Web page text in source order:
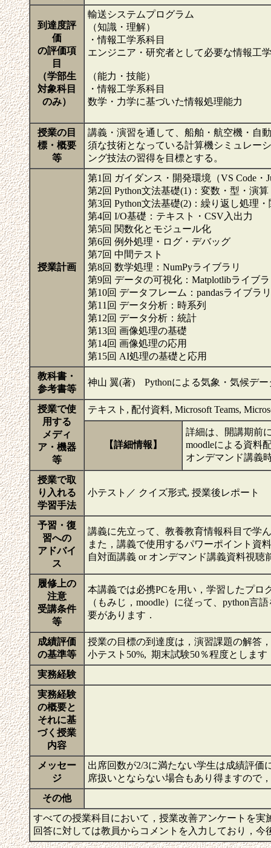
到達度評
価
の評価項
目
（学部生
対象科目
のみ）
輸送システムプログラム
（知識・理解）
・情報工学系科目
エンジニア・研究者として必要な情報工
（能力・技能）
・情報工学系科目
数学・力学に基づいた情報処理能力
授業の目
標・概要
等
講義・演習を通して、船舶・航空機・自
須な技術となっている計算機シミュレー
ング技法の習得を目標とする。
授業計画
第1回 ガイダンス・開発環境（VS Code・
第2回 Python文法基礎(1)：変数・型・演
第3回 Python文法基礎(2)：繰り返し処理
第4回 I/O基礎：テキスト・CSV入出力
第5回 関数化とモジュール化
第6回 例外処理・ログ・デバッグ
第7回 中間テスト
第8回 数学処理：NumPyライブラリ
第9回 データの可視化：Matplotlibライブ
第10回 データフレーム：pandasライブラリ
第11回 データ分析：時系列
第12回 データ分析：統計
第13回 画像処理の基礎
第14回 画像処理の応用
第15回 AI処理の基礎と応用
教科書・
参考書等
神山 翼(著) Pythonによる気象・気候デ
授業で使
用する
メディ
ア・機器
等
テキスト, 配付資料, Microsoft Teams,
【詳細情報】
詳細は、開講期前
moodleによる資料
オンデマンド講義
授業で取
り入れる
学習手法
小テスト／ クイズ形式, 授業後レポート
予習・復
習への
アドバイ
ス
講義に先立って、教養教育情報科目で学
また，講義で使用するパワーポイント資
自対面講義 or オンデマンド講義資料視
履修上の
注意
受講条件
等
本講義では必携PCを用い，学習したプ
（もみじ，moodle）に従って、python言
要があります．
成績評価
の基準等
授業の目標の到達度は，演習課題の解答
小テスト50%, 期末試験50％程度としま
実務経験
実務経験
の概要と
それに基
づく授業
内容
メッセー
ジ
出席回数が2/3に満たない学生は成績評
席扱いとならない場合もあり得ますので
その他
すべての授業科目において，授業改善アンケートを
回答に対しては教員からコメントを入力しており，